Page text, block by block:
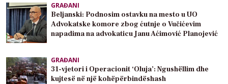
GRAĐANI
Beljanski: Podnosim ostavku na mesto u UO
Advokatske komore zbog ćutnje o Vučićevim
napadima na advokaticu Janu Aćimović Planojević
GRAĐANI
31-vjetori i Operacionit ‘Oluja’: Ngushëllim dhe
kujtesë në një kohëpërbindëshash